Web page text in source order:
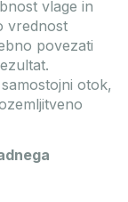
vlage in
vrednost
povezati
otok,